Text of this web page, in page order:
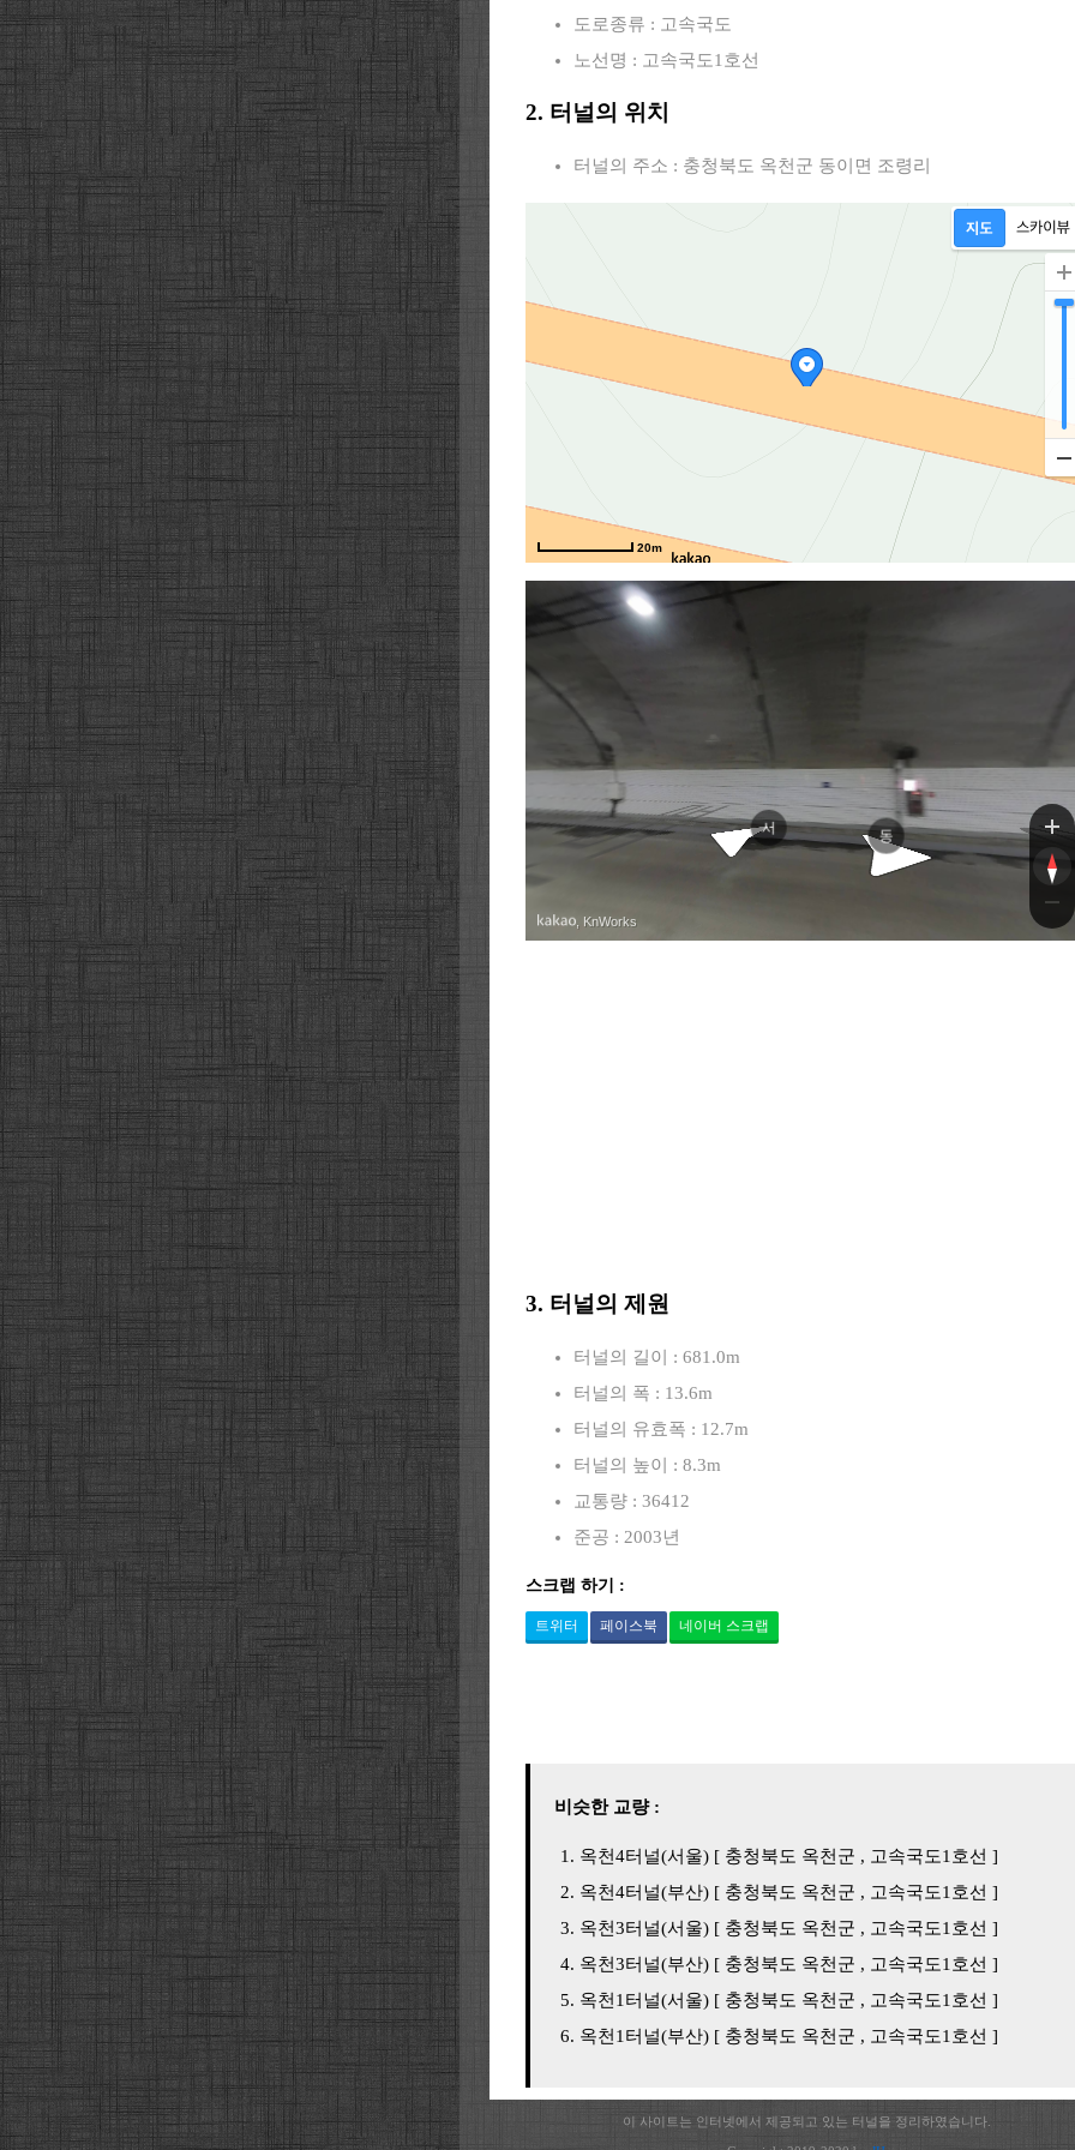
도로종류 : 고속국도
노선명 : 고속국도1호선
2. 터널의 위치
터널의 주소 : 충청북도 옥천군 동이면 조령리
20m
경부고속도
경부고속도
서 동
, KnWorks
3. 터널의 제원
터널의 길이 : 681.0m
터널의 폭 : 13.6m
터널의 유효폭 : 12.7m
터널의 높이 : 8.3m
교통량 : 36412
준공 : 2003년
스크랩 하기 :
트위터 페이스북 네이버 스크랩
비슷한 교량 :
옥천4터널(서울) [ 충청북도 옥천군 , 고속국도1호선 ]
옥천4터널(부산) [ 충청북도 옥천군 , 고속국도1호선 ]
옥천3터널(서울) [ 충청북도 옥천군 , 고속국도1호선 ]
옥천3터널(부산) [ 충청북도 옥천군 , 고속국도1호선 ]
옥천1터널(서울) [ 충청북도 옥천군 , 고속국도1호선 ]
옥천1터널(부산) [ 충청북도 옥천군 , 고속국도1호선 ]
이 사이트는 인터넷에서 제공되고 있는 터널을 정리하였습니다.